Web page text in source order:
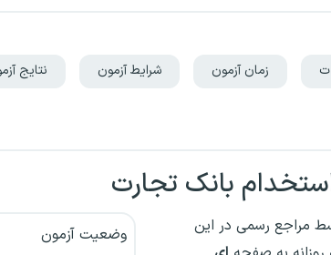
زمان آزمون شرایط آزمون نتایج
بانک تجارت
مراجع رسمی در این
وضعیت آزمون